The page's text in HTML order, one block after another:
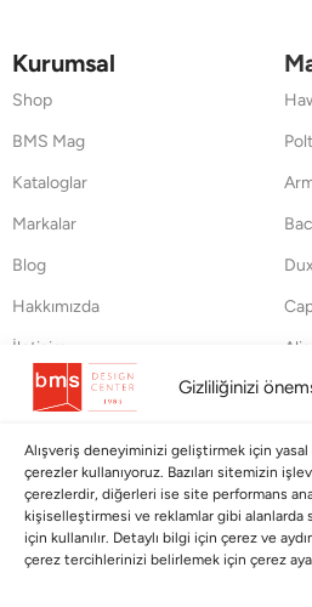
Gizliliğinizi
Alışveriş deneyiminizi geliştirmek için
çerezler kullanıyoruz. Bazıları sitemizin
çerezlerdir, diğerleri ise site performans
kişiselleştirmesi ve reklamlar gibi
için kullanılır. Detaylı bilgi için çerez ve
çerez tercihlerinizi belirlemek için çerez
Kurumsal
Shop
BMS Mag
Kataloglar
Markalar
Blog
Hakkımızda
İletişim
Koleksiyonlar
Babalar Günü
Anneler Günü
Sevgililer Günü
Saraylardan Evinize